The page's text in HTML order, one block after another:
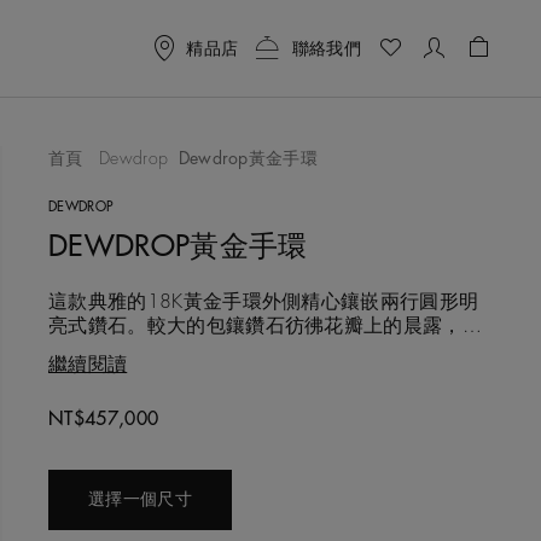
精品店 聯絡我們
愛清單
首頁 Dewdrop Dewdrop黃金手環
DEWDROP
DEWDROP黃金手環
這款典雅的18K黃金手環外側精心鑲嵌兩行圓形明
亮式鑽石。較大的包鑲鑽石彷彿花瓣上的晨露，浮
顆鑽石都遵循道德章程的方式採購，由De Beers的
選，並手工鑲嵌。鑽石總重約1.9克拉。 單獨佩戴
繼續閱讀
Original price
NT$457,000
選擇一個尺寸